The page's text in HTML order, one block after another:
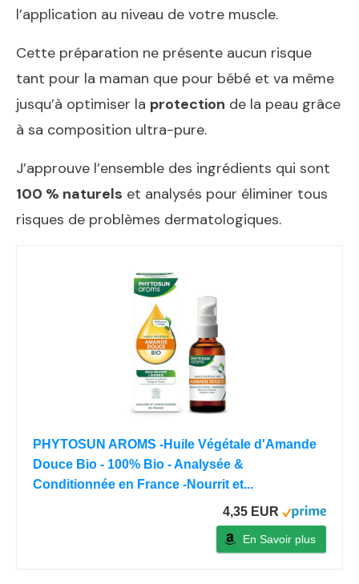
l’application au niveau de votre muscle.
Cette préparation ne présente aucun risque
tant pour la maman que pour bébé et va même
jusqu’à optimiser la protection de la peau grâce
à sa composition ultra-pure.
J’approuve l’ensemble des ingrédients qui sont
100 % naturels et analysés pour éliminer tous
risques de problèmes dermatologiques.
PHYTOSUN AROMS -Huile Végétale d'Amande
Douce Bio - 100% Bio - Analysée &
Conditionnée en France -Nourrit et...
4,35 EUR
En Savoir plus